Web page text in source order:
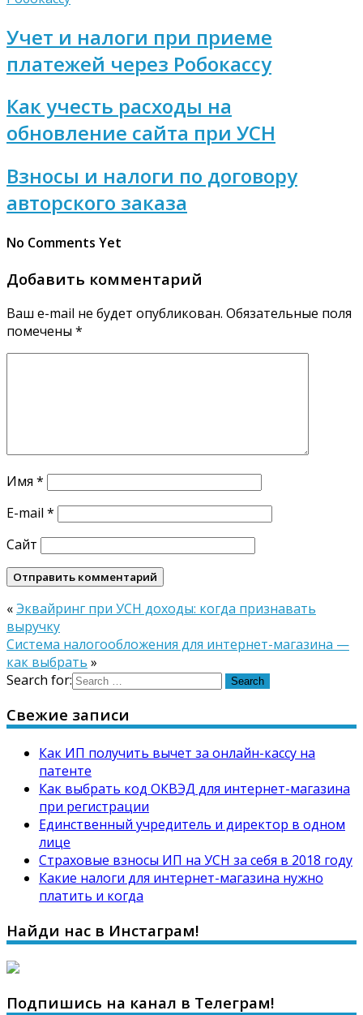
Учет и налоги при приеме
платежей через Робокассу
Как учесть расходы на
обновление сайта при УСН
Взносы и налоги по договору
авторского заказа
No Comments Yet
Добавить комментарий
Ваш e-mail не будет опубликован. Обязательные поля
помечены *
Имя *
E-mail *
Сайт
«Эквайринг при УСН доходы: когда признавать
выручку
Система налогообложения для интернет-магазина —
как выбрать »
Search for:
Свежие записи
Как ИП получить вычет за онлайн-кассу на
патенте
Как выбрать код ОКВЭД для интернет-магазина
при регистрации
Единственный учредитель и директор в одном
лице
Страховые взносы ИП на УСН за себя в 2018 году
Какие налоги для интернет-магазина нужно
платить и когда
Найди нас в Инстаграм!
Подпишись на канал в Телеграм!